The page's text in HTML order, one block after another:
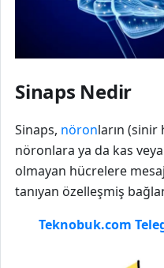
Sinaps Nedir
Sinaps, nöronların
nöronlara ya da kas
olmayan hücrelere
tanıyan özelleşmiş
Teknobuk.com